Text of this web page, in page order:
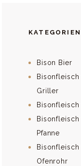
KATEGORIEN
Bison Bier
Griller
Pfanne
Bisonfleisch
Ofenrohr